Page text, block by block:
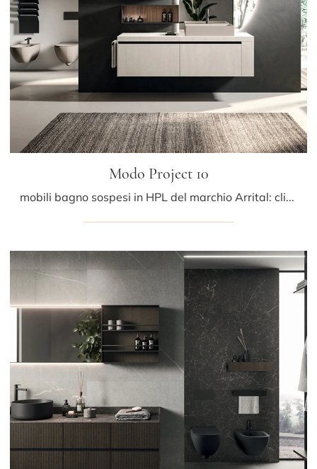
Modo Project 10
mobili bagno sospesi in HPL del marchio Arrital: clicca e scopri l'arredo bagno moderno Modo Project 10 per la stanza del benessere.